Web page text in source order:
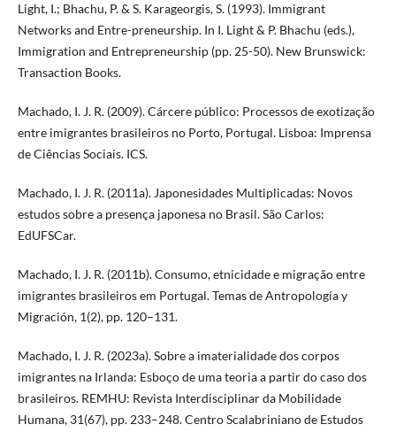
Light, I.; Bhachu, P. & S. Karageorgis, S. (1993). Immigrant
Networks and Entre-preneurship. In I. Light & P. Bhachu (eds.),
Immigration and Entrepreneurship (pp. 25-50). New Brunswick:
Transaction Books.
Machado, I. J. R. (2009). Cárcere público: Processos de exotização
entre imigrantes brasileiros no Porto, Portugal. Lisboa: Imprensa
de Ciências Sociais. ICS.
Machado, I. J. R. (2011a). Japonesidades Multiplicadas: Novos
estudos sobre a presença japonesa no Brasil. São Carlos:
EdUFSCar.
Machado, I. J. R. (2011b). Consumo, etnicidade e migração entre
imigrantes brasileiros em Portugal. Temas de Antropología y
Migración, 1(2), pp. 120–131.
Machado, I. J. R. (2023a). Sobre a imaterialidade dos corpos
imigrantes na Irlanda: Esboço de uma teoria a partir do caso dos
brasileiros. REMHU: Revista Interdisciplinar da Mobilidade
Humana, 31(67), pp. 233–248. Centro Scalabriniano de Estudos